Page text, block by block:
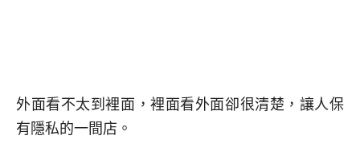
外面看不太到裡面，裡面看外面卻很清楚，讓人保
有隱私的一間店。